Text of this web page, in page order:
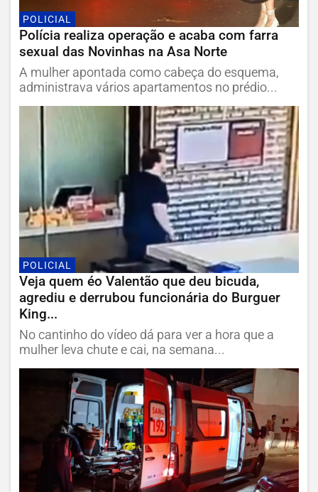
POLICIAL
Polícia realiza operação e acaba com farra
sexual das Novinhas na Asa Norte
A mulher apontada como cabeça do esquema,
administrava vários apartamentos no prédio...
POLICIAL
Veja quem éo Valentão que deu bicuda,
agrediu e derrubou funcionária do Burguer
King...
No cantinho do vídeo dá para ver a hora que a
mulher leva chute e cai, na semana...